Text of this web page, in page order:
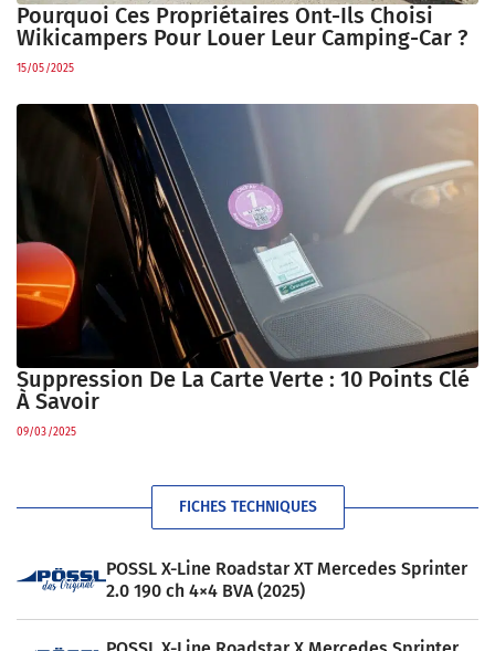
Pourquoi Ces Propriétaires Ont-Ils Choisi
Wikicampers Pour Louer Leur Camping-Car ?
15/05/2025
Suppression De La Carte Verte : 10 Points Clé
À Savoir
09/03/2025
FICHES TECHNIQUES
POSSL X-Line Roadstar XT Mercedes Sprinter
2.0 190 ch 4×4 BVA (2025)